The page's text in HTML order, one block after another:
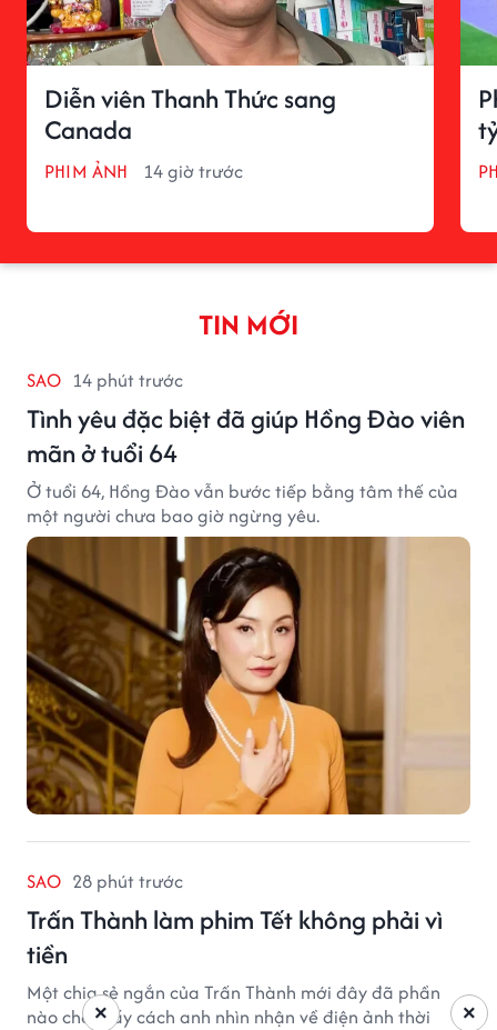
Diễn viên Thanh Thức sang
Canada
PHIM ẢNH 14 giờ trước
TIN MỚI
SAO 14 phút trước
Tình yêu đặc biệt đã giúp Hồng Đào viên
mãn ở tuổi 64
Ở tuổi 64, Hồng Đào vẫn bước tiếp bằng tâm thế của
một người chưa bao giờ ngừng yêu.
SAO 28 phút trước
Trấn Thành làm phim Tết không phải vì
tiền
Một chia sẻ ngắn của Trấn Thành mới đây đã phần
nào cho thấy cách anh nhìn nhận về điện ảnh thời
×
×